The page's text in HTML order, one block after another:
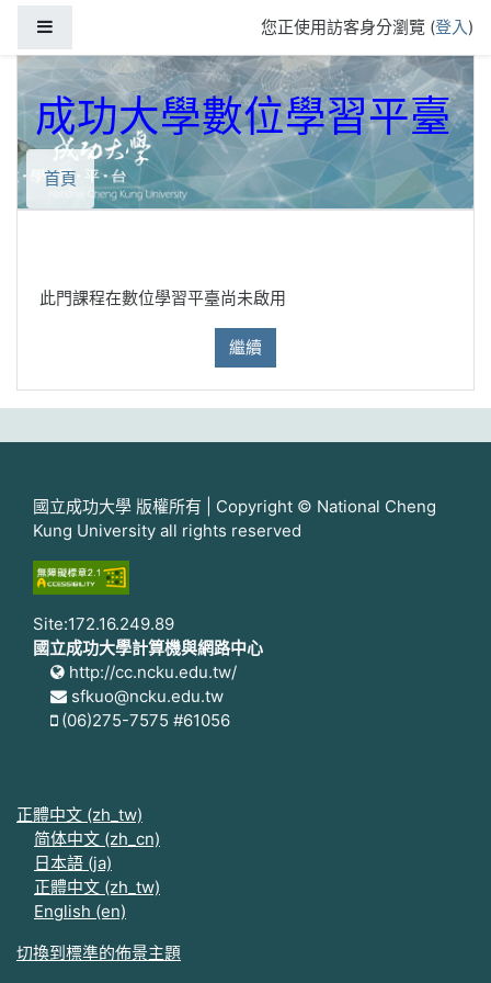
您正使用訪客身分瀏覽 (登入)
成功大學數位學習平臺
首頁
此門課程在數位學習平臺尚未啟用
繼續
國立成功大學 版權所有 | Copyright © National Cheng
Kung University all rights reserved
Site:172.16.249.89
國立成功大學計算機與網路中心
http://cc.ncku.edu.tw/
sfkuo@ncku.edu.tw
(06)275-7575 #61056
正體中文 ‎(zh_tw)‎
简体中文 ‎(zh_cn)‎
日本語 ‎(ja)‎
正體中文 ‎(zh_tw)‎
English ‎(en)‎
切換到標準的佈景主題